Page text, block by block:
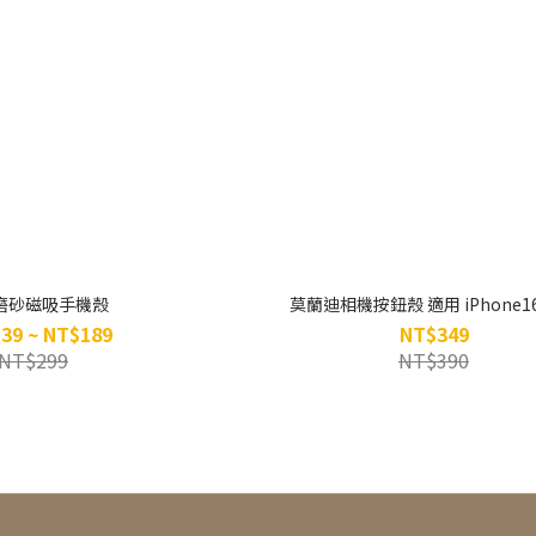
砂磁吸手機殼
~ NT$189
莫蘭迪相機按鈕殼 適用
NT$349
NT$390